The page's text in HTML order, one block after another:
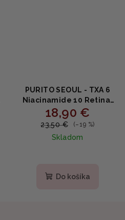
PURITO SEOUL - TXA 6
Niacinamide 10 Retinal
Serum - Rozjasňujúce
sérum s 6% TXA, 10%
niacínamidom a
retinalom - 30ml
18,90 €
23,50 € (–19 %)
Skladom
produktu
Do košíka